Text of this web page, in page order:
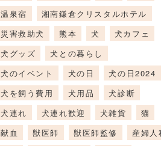
温泉宿
湘南鎌倉クリスタルホテル
災害救助犬
熊本 犬
犬カフェ
犬グッズ
犬との暮らし
犬のイベント
犬の日
犬の日2024
犬を飼う費用
犬用品
犬診断
犬連れ
犬連れ歓迎 犬雑貨
猫
献血
獣医師 獣医師監修
産婦人